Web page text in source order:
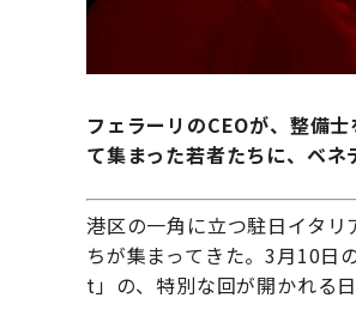
フェラーリのCEOが、整備
て集まった若者たちに、ベネ
港区の一角に立つ駐日イタ
ちが集まってきた。3月10
t」の、特別な回が開かれる日